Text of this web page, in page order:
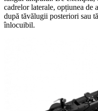
cadrelor laterale, opțiunea de
după tăvălugii posteriori sau
înlocuibil.